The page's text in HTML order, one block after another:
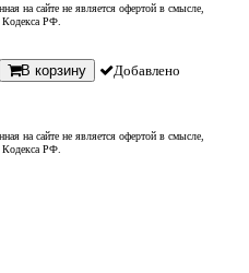
на сайте не является офертой в смысле,
Кодекса РФ.
В корзину Добавлено
на сайте не является офертой в смысле,
Кодекса РФ.